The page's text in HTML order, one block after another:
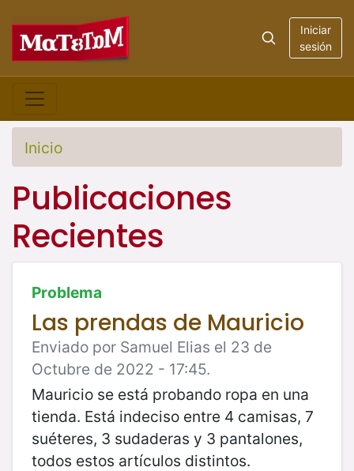
Iniciar
sesión
Inicio
Publicaciones
Recientes
Problema
Las prendas de Mauricio
Enviado por Samuel Elias el 23 de
Octubre de 2022 - 17:45.
Mauricio se está probando ropa en una
tienda. Está indeciso entre 4 camisas, 7
suéteres, 3 sudaderas y 3 pantalones,
todos estos artículos distintos.